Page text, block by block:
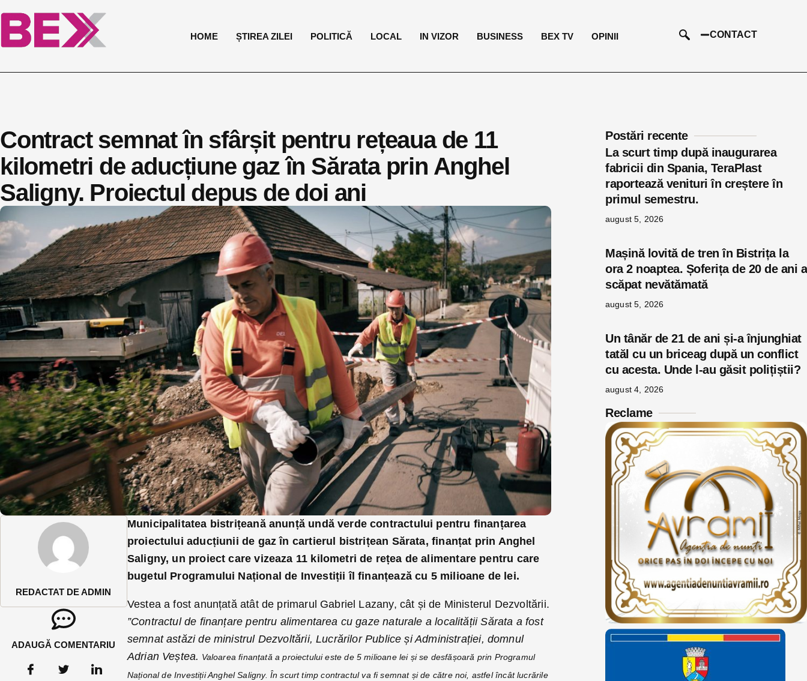
HOME ȘTIREA ZILEI POLITICĂ LOCAL IN VIZOR BUSINESS BEX TV OPINII CONTACT
Contract semnat în sfârșit pentru rețeaua de 11
kilometri de aducțiune gaz în Sărata prin Anghel
Saligny. Proiectul depus de doi ani
REDACTAT DE ADMIN
ADAUGĂ COMENTARIU
Municipalitatea bistrițeană anunță undă verde contractului pentru finanțarea
proiectului aducțiunii de gaz în cartierul bistrițean Sărata, finanțat prin Anghel
Saligny, un proiect care vizeaza 11 kilometri de rețea de alimentare pentru care
bugetul Programului Național de Investiții îl finanțează cu 5 milioane de lei.
Vestea a fost anunțată atât de primarul Gabriel Lazany, cât și de Ministerul Dezvoltării.
”Contractul de finanțare pentru alimentarea cu gaze naturale a localității Sărata a fost
semnat astăzi de ministrul Dezvoltării, Lucrărilor Publice și Administrației, domnul
Adrian Veștea. Valoarea finanțată a proiectului este de 5 milioane lei și se desfășoară prin Programul
Național de Investiții Anghel Saligny. În scurt timp contractul va fi semnat și de către noi, astfel încât lucrările
Postări recente
La scurt timp după inaugurarea
fabricii din Spania, TeraPlast
raportează venituri în creștere în
primul semestru.
august 5, 2026
Mașină lovită de tren în Bistrița la
ora 2 noaptea. Șoferița de 20 de ani a
scăpat nevătămată
august 5, 2026
Un tânăr de 21 de ani și-a înjunghiat
tatăl cu un briceag după un conflict
cu acesta. Unde l-au găsit polițiștii?
august 4, 2026
Reclame